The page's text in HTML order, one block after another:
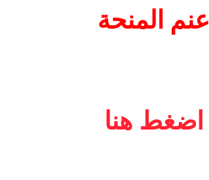
عنم المنحة
اضغط هنا